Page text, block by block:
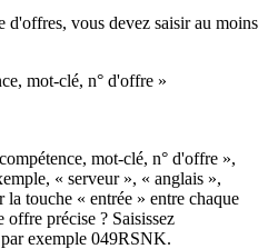
d'offres, vous devez saisir au moins
mot-clé, n° d'offre »
mot-clé, n° d'offre »,
« serveur », « anglais »,
la touche « entrée » entre chaque
offre précise ? Saisissez
exemple 049RSNK.